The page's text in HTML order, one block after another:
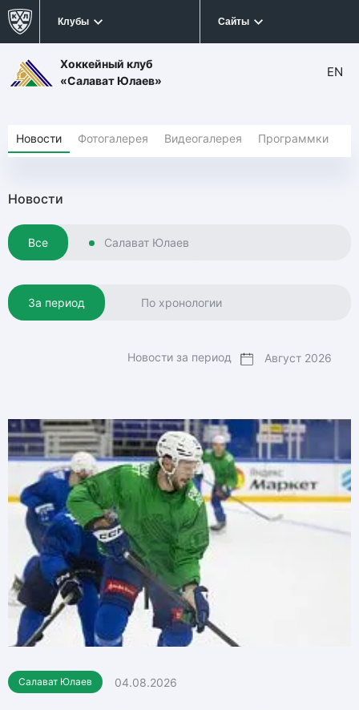
Клубы Сайты
Хоккейный клуб
«Салават Юлаев»
EN
Новости Фотогалерея Видеогалерея Программки
Новости
Все Салават Юлаев
За период По хронологии
Новости за период
Салават Юлаев 04.08.2026